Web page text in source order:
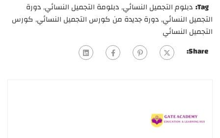
Tag: دبلوم التجميل النسائي,دبلومة التجميل النسائي,دورة
التجميل النسائي,دورة جديدة من كورس التجميل النسائي, كورس
التجميل النسائي
Share: